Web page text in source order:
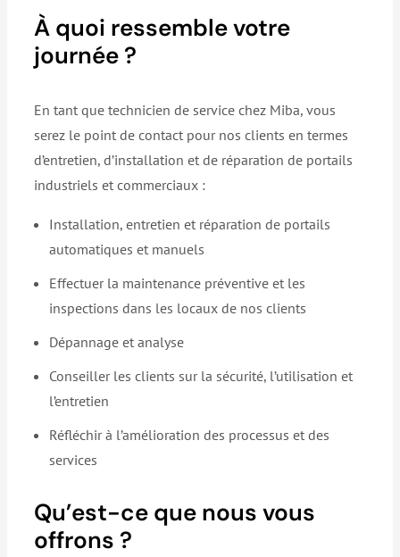
À quoi ressemble votre
journée ?
En tant que technicien de service chez Miba, vous
serez le point de contact pour nos clients en termes
d’entretien, d’installation et de réparation de portails
industriels et commerciaux :
Installation, entretien et réparation de portails
automatiques et manuels
Effectuer la maintenance préventive et les
inspections dans les locaux de nos clients
Dépannage et analyse
Conseiller les clients sur la sécurité, l’utilisation et
l’entretien
Réfléchir à l’amélioration des processus et des
services
Qu’est-ce que nous vous
offrons ?